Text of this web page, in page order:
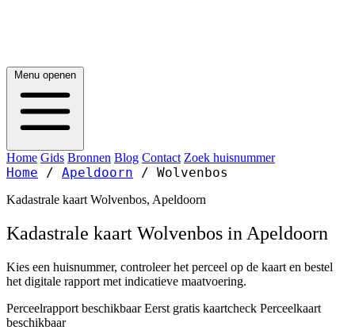
Menu openen
Home Gids Bronnen Blog Contact Zoek huisnummer
Home / Apeldoorn / Wolvenbos
Kadastrale kaart Wolvenbos, Apeldoorn
Kadastrale kaart Wolvenbos in Apeldoorn
Kies een huisnummer, controleer het perceel op de kaart en bestel
het digitale rapport met indicatieve maatvoering.
Perceelrapport beschikbaar Eerst gratis kaartcheck Perceelkaart
beschikbaar